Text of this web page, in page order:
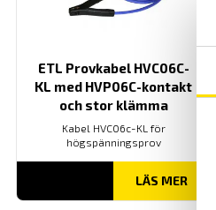
ETL Provkabel HVC06C-
KL med HVP06C-kontakt
och stor klämma
Kabel HVC06c-KL för
högspänningsprov
LÄS MER